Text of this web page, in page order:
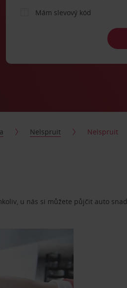
Mám slevový kód
Nelspruit Nelspruit
u nás si můžete půjčit auto